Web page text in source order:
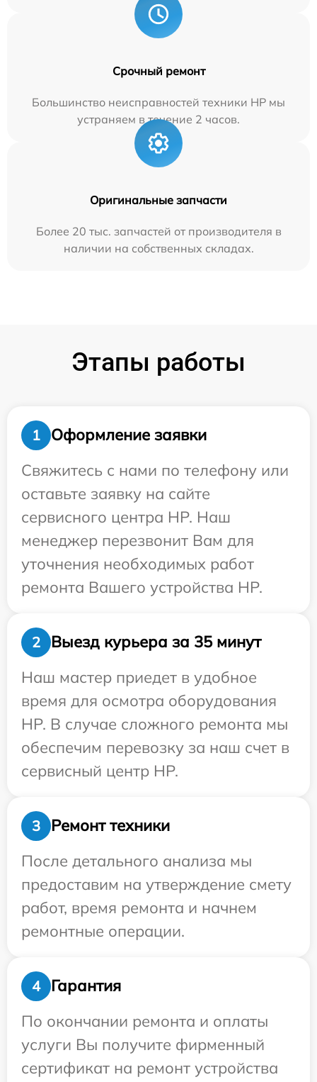
Срочный ремонт
Большинство неисправностей техники HP мы
устраняем в течение 2 часов.
Оригинальные запчасти
Более 20 тыс. запчастей от производителя в
наличии на собственных складах.
Этапы работы
1
Оформление заявки
Свяжитесь с нами по телефону или
оставьте заявку на сайте
сервисного центра HP. Наш
менеджер перезвонит Вам для
уточнения необходимых работ
ремонта Вашего устройства HP.
2
Выезд курьера за 35 минут
Наш мастер приедет в удобное
время для осмотра оборудования
HP. В случае сложного ремонта мы
обеспечим перевозку за наш счет в
сервисный центр HP.
3
Ремонт техники
После детального анализа мы
предоставим на утверждение смету
работ, время ремонта и начнем
ремонтные операции.
4
Гарантия
По окончании ремонта и оплаты
услуги Вы получите фирменный
сертификат на ремонт устройства